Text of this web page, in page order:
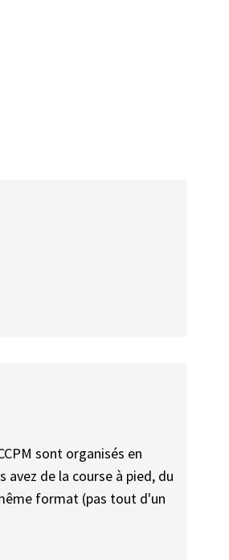
sont organisés en
avez de la course à pied, du
format (pas tout d'un